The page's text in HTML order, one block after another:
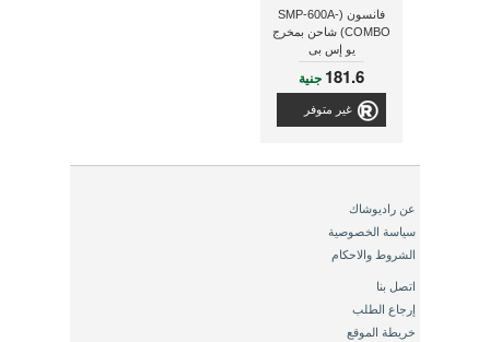
فانسون (SMP-600A-
COMBO) شاحن بمخرج
يو إس بى
181.6 جنية
غير متوفر
عن راديوشاك
سياسة الخصوصية
الشروط والاحكام
اتصل بنا
إرجاع الطلب
خريطة الموقع